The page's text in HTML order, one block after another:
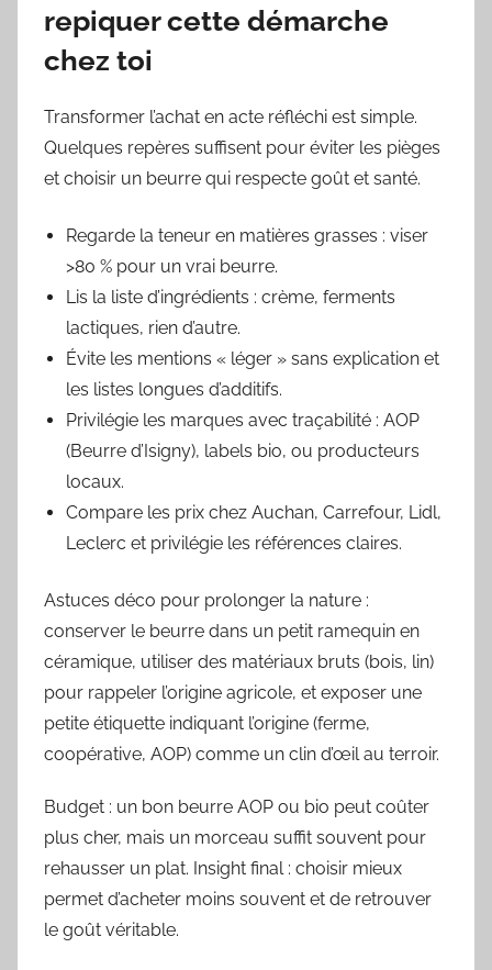
repiquer cette démarche
chez toi
Transformer l’achat en acte réfléchi est simple.
Quelques repères suffisent pour éviter les pièges
et choisir un beurre qui respecte goût et santé.
Regarde la teneur en matières grasses : viser
>80 % pour un vrai beurre.
Lis la liste d’ingrédients : crème, ferments
lactiques, rien d’autre.
Évite les mentions « léger » sans explication et
les listes longues d’additifs.
Privilégie les marques avec traçabilité : AOP
(Beurre d’Isigny), labels bio, ou producteurs
locaux.
Compare les prix chez Auchan, Carrefour, Lidl,
Leclerc et privilégie les références claires.
Astuces déco pour prolonger la nature :
conserver le beurre dans un petit ramequin en
céramique, utiliser des matériaux bruts (bois, lin)
pour rappeler l’origine agricole, et exposer une
petite étiquette indiquant l’origine (ferme,
coopérative, AOP) comme un clin d’œil au terroir.
Budget : un bon beurre AOP ou bio peut coûter
plus cher, mais un morceau suffit souvent pour
rehausser un plat. Insight final : choisir mieux
permet d’acheter moins souvent et de retrouver
le goût véritable.